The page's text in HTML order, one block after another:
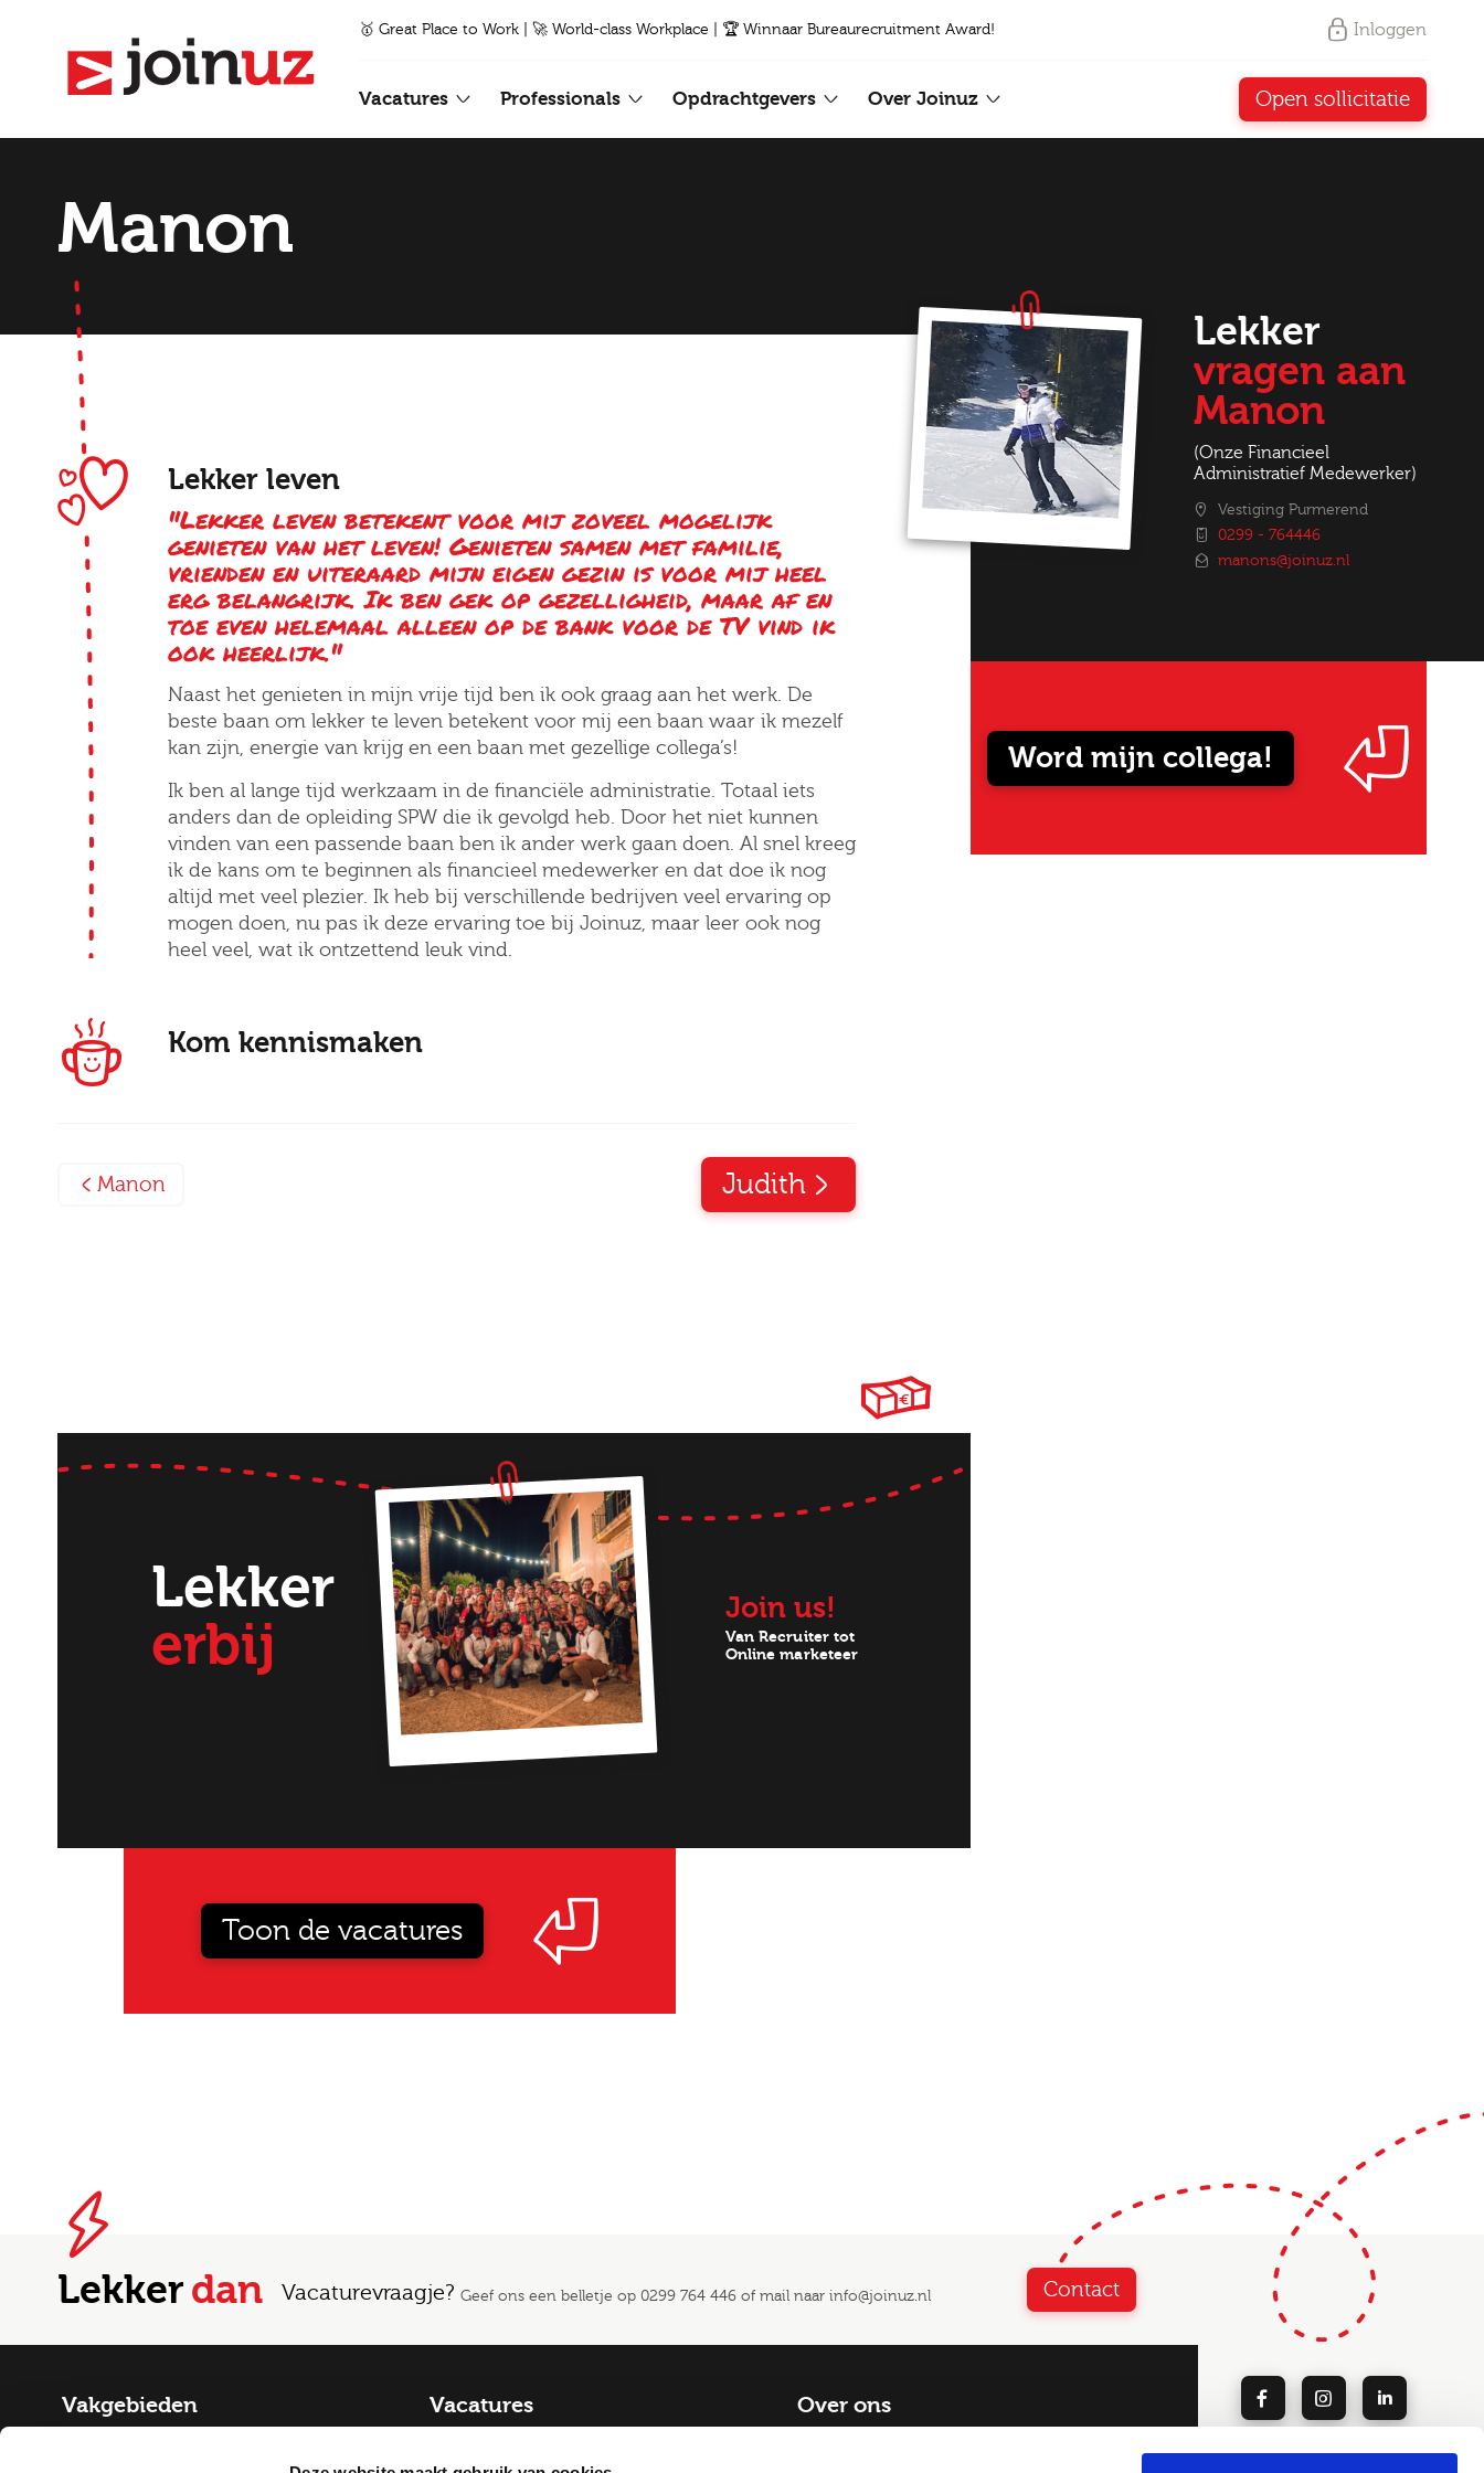
🥇 Great Place to Work | 🚀 World-class Workplace | 🏆 Winnaar Bureaurecruitment Award! Inloggen
Vacatures Professionals Opdrachtgevers Over Joinuz Open sollicitatie
Manon
Lekker leven
"Lekker leven betekent voor mij zoveel mogelijk
genieten van het leven! Genieten samen met familie,
vrienden en uiteraard mijn eigen gezin is voor mij heel
erg belangrijk. Ik ben gek op gezelligheid, maar af en
toe even helemaal alleen op de bank voor de TV vind ik
ook heerlijk."
Naast het genieten in mijn vrije tijd ben ik ook graag aan het werk. De
beste baan om lekker te leven betekent voor mij een baan waar ik mezelf
kan zijn, energie van krijg en een baan met gezellige collega’s!
Ik ben al lange tijd werkzaam in de financiële administratie. Totaal iets
anders dan de opleiding SPW die ik gevolgd heb. Door het niet kunnen
vinden van een passende baan ben ik ander werk gaan doen. Al snel kreeg
ik de kans om te beginnen als financieel medewerker en dat doe ik nog
altijd met veel plezier. Ik heb bij verschillende bedrijven veel ervaring op
mogen doen, nu pas ik deze ervaring toe bij Joinuz, maar leer ook nog
heel veel, wat ik ontzettend leuk vind.
Kom kennismaken
Manon Judith
Lekker
vragen aan
Manon
(Onze Financieel
Administratief Medewerker)
Vestiging Purmerend
0299 - 764446
manons@joinuz.nl
Word mijn collega!
Lekker
erbij
Join us!
Van Recruiter tot
Online marketeer
Toon de vacatures
Lekkerdan Vacaturevraagje? Geef ons een belletje op 0299 764 446 of mail naar info@joinuz.nl Contact
Vakgebieden Vacatures Over ons
alert aanmaakt!
Bezorgopties
Ik ga akkoord met het privacy statement Job alerts